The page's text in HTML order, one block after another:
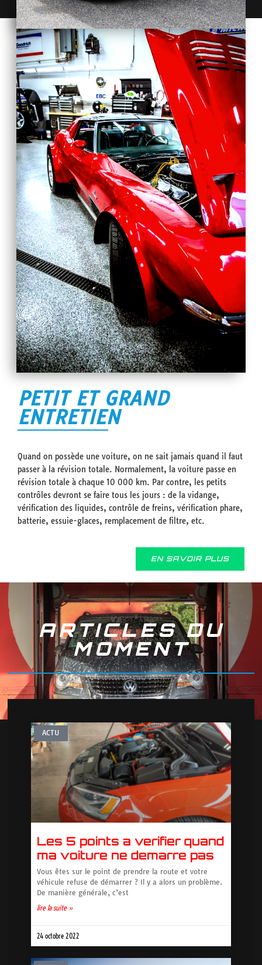
PETIT ET GRAND
ENTRETIEN
Quand on possède une voiture, on ne sait jamais quand il faut
passer à la révision totale. Normalement, la voiture passe en
révision totale à chaque 10 000 km. Par contre, les petits
contrôles devront se faire tous les jours : de la vidange,
vérification des liquides, contrôle de freins, vérification phare,
batterie, essuie-glaces, remplacement de filtre, etc.
EN SAVOIR PLUS
ARTICLES DU
MOMENT
ACTU
Les 5 points a verifier quand
ma voiture ne demarre pas
Vous êtes sur le point de prendre la route et votre
véhicule refuse de démarrer ? Il y a alors un problème.
De manière générale, c’est
lire la suite »
24 octobre 2022